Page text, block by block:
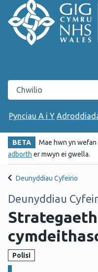
Chwilio gwefan Iechyd
Pynciau A i Y
BETA
Mae hwn yn
adborth er mwyn ei gwella.
Deunyddiau Cyfeirio
Deunyddiau
Polisi